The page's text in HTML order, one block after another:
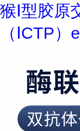
猴Ⅰ型胶原
（ⅠCTP